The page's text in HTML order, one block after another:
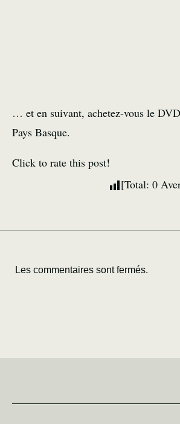
… et en suivant, achetez-vous le
Pays Basque.
Click to rate this post!
[Total: 0
Les commentaires sont fermés.